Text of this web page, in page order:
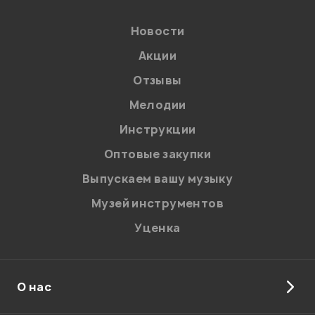
на обработку персональных данных в
Политикой в отношении обработки
персональных данных.
Введите проверочное число:
Отправить
Новости
Акции
Отзывы
Мелодии
Инструкции
Оптовые закупки
Выпускаем вашу музыку
Музей инструментов
Уценка
О нас